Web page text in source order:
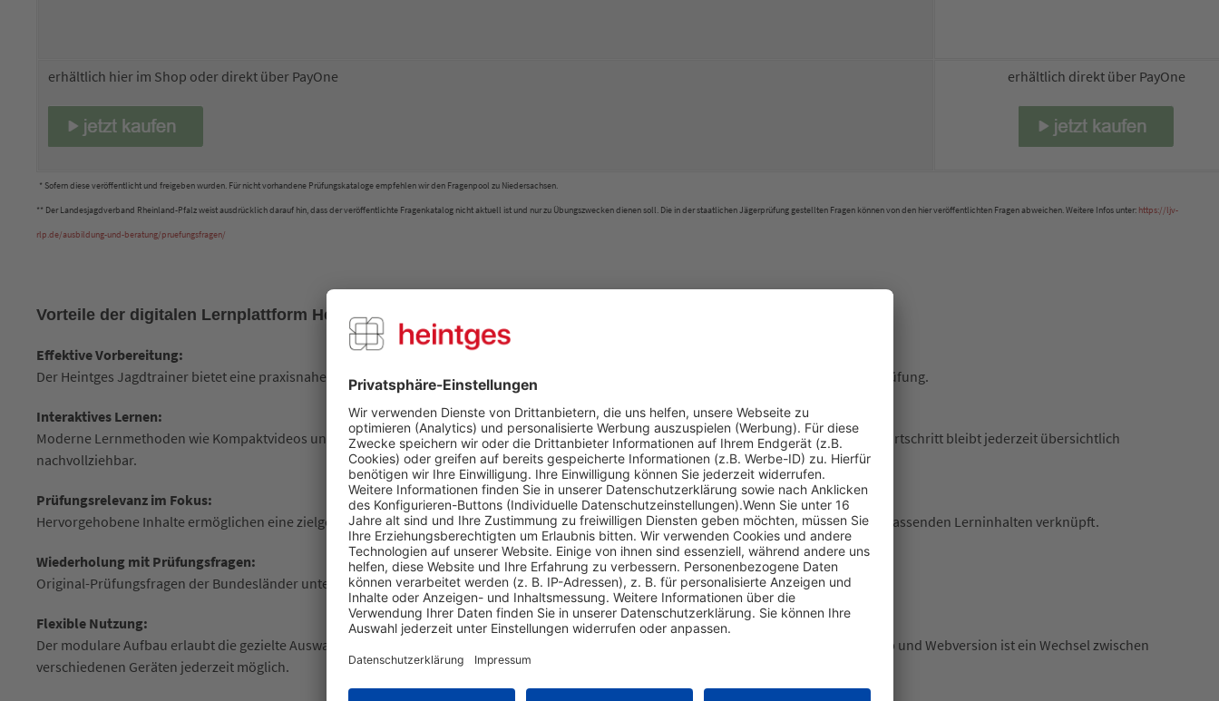
erhältlich hier im Shop oder direkt über PayOne erhältlich direkt über PayOne
* Sofern diese veröffentlicht und freigeben wurden. Für nicht vorhandene Prüfungskataloge empfehlen wir den Fragenpool zu Niedersachsen.
** Der Landesjagdverband Rheinland-Pfalz weist ausdrücklich darauf hin, dass der veröffentlichte Fragenkatalog nicht aktuell ist und nur zu Übungszwecken dienen soll. Die in der staatlichen Jägerprüfung gestellten Fragen können von den hier veröffentlichten Fragen abweichen. Weitere Infos unter: https://ljv-
rlp.de/ausbildung-und-beratung/pruefungsfragen/
Vorteile der digitalen Lernplattform Heintges Jagdtrainer
Effektive Vorbereitung:
Der Heintges Jagdtrainer bietet eine praxisnahe und gezielte Vorbereitung. Das System umfasst alle relevanten Themenbereiche der Jägerprüfung.
Interaktives Lernen:
Moderne Lernmethoden wie Kompaktvideos und Lernspiele sorgen für eine abwechslungsreiche Wissensvermittlung. Der individuelle Lernfortschritt bleibt jederzeit übersichtlich
nachvollziehbar.
Prüfungsrelevanz im Fokus:
Hervorgehobene Inhalte ermöglichen eine zielgerichtete Vorbereitung. Die Prüfungsfragen der jeweiligen Bundesländer sind direkt mit den passenden Lerninhalten verknüpft.
Wiederholung mit Prüfungsfragen:
Original-Prüfungsfragen der Bundesländer unterstützen die Wissensvertiefung und ermöglichen eine realistische Prüfungssimulation.
Flexible Nutzung:
Der modulare Aufbau erlaubt die gezielte Auswahl passender Pakete entsprechend der eigenen Lernziele. Durch die Synchronisation von App und Webversion ist ein Wechsel zwischen
verschiedenen Geräten jederzeit möglich.